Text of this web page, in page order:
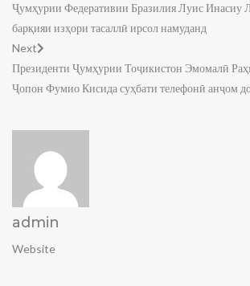
Ҷумҳурии Федеративии Бразилия Луис Инасиу
барқияи изҳори тасаллӣ ирсол намуданд
Next
Президенти Ҷумҳурии Тоҷикистон Эмомалӣ
Ҷопон Фумио Кисида суҳбати телефонӣ анҷом
admin
Website